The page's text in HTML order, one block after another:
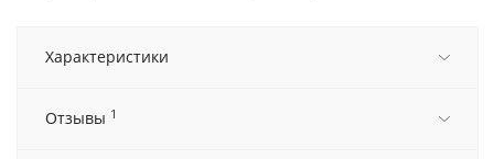
Характеристики
Отзывы 1